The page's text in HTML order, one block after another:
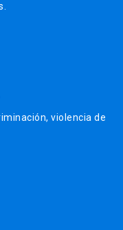
violencia de